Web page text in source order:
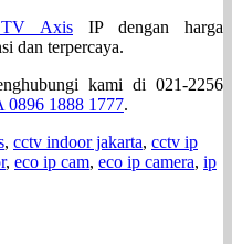
Axis IP dengan harga
dan terpercaya.
kami di 021-2256
0896 1888 1777.
, cctv indoor jakarta, cctv ip
, eco ip cam, eco ip camera, ip